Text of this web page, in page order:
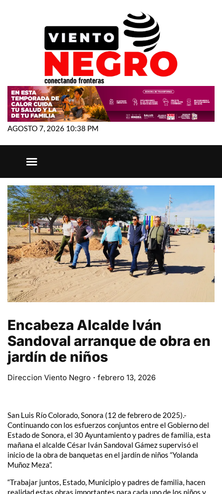
AGOSTO 7, 2026 10:38 PM
Encabeza Alcalde Iván
Sandoval arranque de obra en
jardín de niños
Direccion Viento Negro febrero 13, 2026
San Luis Río Colorado, Sonora (12 de febrero de 2025).-
Continuando con los esfuerzos conjuntos entre el Gobierno del
Estado de Sonora, el 30 Ayuntamiento y padres de familia, esta
mañana el alcalde César Iván Sandoval Gámez supervisó el
inicio de la obra de banquetas en el jardín de niños “Yolanda
Muñoz Meza”.
“Trabajar juntos, Estado, Municipio y padres de familia, hacen
realidad estas obras importantes para cada uno de los niños y